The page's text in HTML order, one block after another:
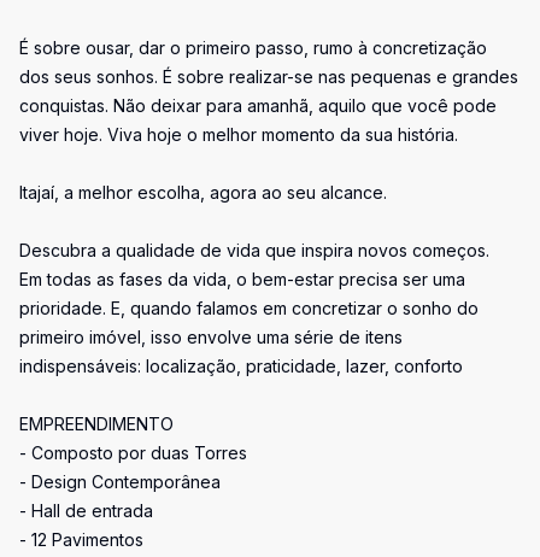
É sobre ousar, dar o primeiro passo, rumo à concretização
dos seus sonhos. É sobre realizar-se nas pequenas e grandes
conquistas. Não deixar para amanhã, aquilo que você pode
viver hoje. Viva hoje o melhor momento da sua história.
Itajaí, a melhor escolha, agora ao seu alcance.
Descubra a qualidade de vida que inspira novos começos.
Em todas as fases da vida, o bem-estar precisa ser uma
prioridade. E, quando falamos em concretizar o sonho do
primeiro imóvel, isso envolve uma série de itens
indispensáveis: localização, praticidade, lazer, conforto
EMPREENDIMENTO
- Composto por duas Torres
- Design Contemporânea
- Hall de entrada
- 12 Pavimentos